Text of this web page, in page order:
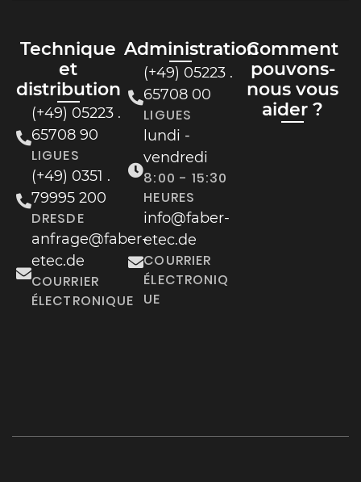
Technique
et
distribution
(+49) 05223 .
65708 90
LIGUES
(+49) 0351 .
79995 200
DRESDE
anfrage@faber-
etec.de
COURRIER
ÉLECTRONIQUE
Administration
(+49) 05223 .
65708 00
LIGUES
lundi -
vendredi
8:00 - 15:30
HEURES
info@faber-
etec.de
COURRIER
ÉLECTRONIQ
UE
Comment
pouvons-
nous vous
aider ?